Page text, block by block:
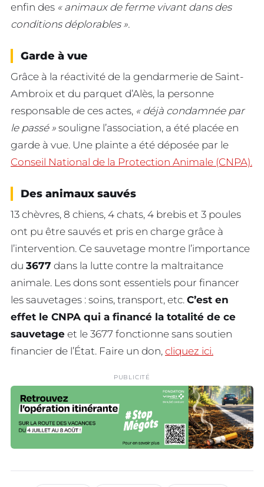
enfin des « animaux de ferme vivant dans des
conditions déplorables ».
Garde à vue
Grâce à la réactivité de la gendarmerie de Saint-
Ambroix et du parquet d’Alès, la personne
responsable de ces actes, « déjà condamnée par
le passé » souligne l’association, a été placée en
garde à vue. Une plainte a été déposée par le
Conseil National de la Protection Animale (CNPA).
Des animaux sauvés
13 chèvres, 8 chiens, 4 chats, 4 brebis et 3 poules
ont pu être sauvés et pris en charge grâce à
l’intervention. Ce sauvetage montre l’importance
du 3677 dans la lutte contre la maltraitance
animale. Les dons sont essentiels pour financer
les sauvetages : soins, transport, etc. C’est en
effet le CNPA qui a financé la totalité de ce
sauvetage et le 3677 fonctionne sans soutien
financier de l’État. Faire un don, cliquez ici.
PUBLICITÉ